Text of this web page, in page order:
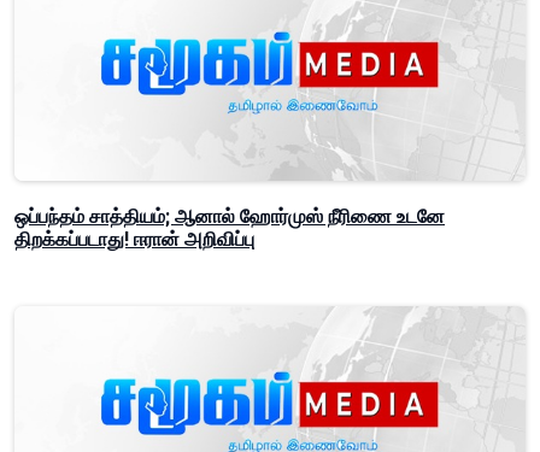
ஒப்பந்தம் சாத்தியம்; ஆனால் ஹோர்முஸ் நீரிணை உடனே
திறக்கப்படாது! ஈரான் அறிவிப்பு